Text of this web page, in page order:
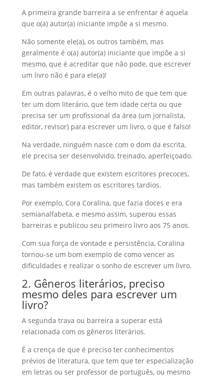
A primeira grande barreira a se enfrentar é aquela
que o(a) autor(a) iniciante impõe a si mesmo.
Não somente ele(a), os outros também, mas
geralmente é o(a) autor(a) iniciante que impõe a si
mesmo, que é acreditar que não pode, que escrever
um livro não é para ele(a)!
Em outras palavras, é o velho mito de que tem que
ter um dom literário, que tem idade certa ou que
precisa ser um profissional da área (um jornalista,
editor, revisor) para escrever um livro, o que é falso!
Na verdade, ninguém nasce com o dom da escrita,
ele precisa ser desenvolvido, treinado, aperfeiçoado.
De fato, é verdade que existem escritores precoces,
mas também existem os escritores tardios.
Por exemplo, Cora Coralina, que fazia doces e era
semianalfabeta, e mesmo assim, superou essas
barreiras e publicou seu primeiro livro aos 75 anos.
Com sua força de vontade e persistência, Coralina
tornou-se um bom exemplo de como vencer as
dificuldades e realizar o sonho de escrever um livro.
2. Gêneros literários, preciso
mesmo deles para escrever um
livro?
A segunda trava ou barreira a superar está
relacionada com os gêneros literários.
É a crença de que é preciso ter conhecimentos
prévios de literatura, que tem que ter especialização
em letras ou ser professor de português, ou mesmo